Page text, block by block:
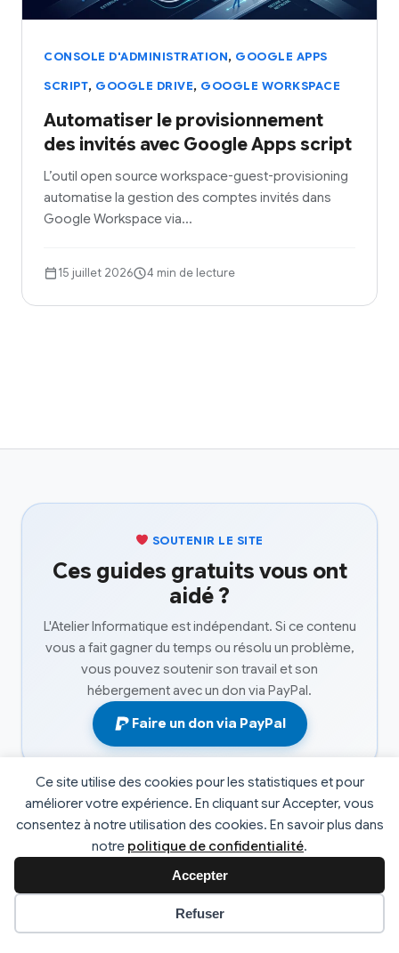
Ce site utilise des cookies pour les statistiques et pour
améliorer votre expérience. En cliquant sur Accepter, vous
consentez à notre utilisation des cookies. En savoir plus dans
notre politique de confidentialité.
Accepter
Refuser
Préférences des cookies
CONSOLE D'ADMINISTRATION, GOOGLE APPS
SCRIPT, GOOGLE DRIVE, GOOGLE WORKSPACE
Automatiser le provisionnement
des invités avec Google Apps script
L’outil open source workspace-guest-provisioning
automatise la gestion des comptes invités dans
Google Workspace via…
15 juillet 2026 4 min de lecture
SOUTENIR LE SITE
Ces guides gratuits vous ont
aidé ?
L'Atelier Informatique est indépendant. Si ce contenu
vous a fait gagner du temps ou résolu un problème,
vous pouvez soutenir son travail et son
hébergement avec un don via PayPal.
Faire un don via PayPal
© 2026 L'atelier informatique. Tous droits réservés. |
Fabrice Faucheux
Politique de Confidentialité